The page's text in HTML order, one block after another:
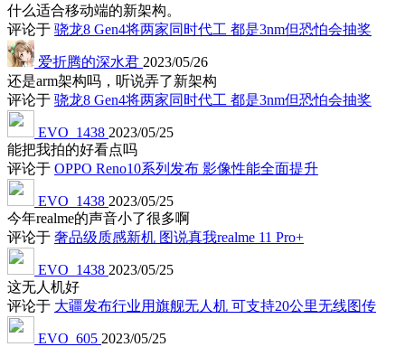
什么适合移动端的新架构。
评论于 骁龙8 Gen4将两家同时代工 都是3nm但恐怕会抽奖
爱折腾的深水君 2023/05/26
还是arm架构吗，听说弄了新架构
评论于 骁龙8 Gen4将两家同时代工 都是3nm但恐怕会抽奖
EVO_1438 2023/05/25
能把我拍的好看点吗
评论于 OPPO Reno10系列发布 影像性能全面提升
EVO_1438 2023/05/25
今年realme的声音小了很多啊
评论于 奢品级质感新机 图说真我realme 11 Pro+
EVO_1438 2023/05/25
这无人机好
评论于 大疆发布行业用旗舰无人机 可支持20公里无线图传
EVO_605 2023/05/25